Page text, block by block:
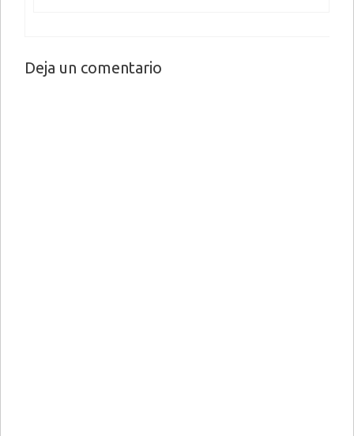
Deja un comentario